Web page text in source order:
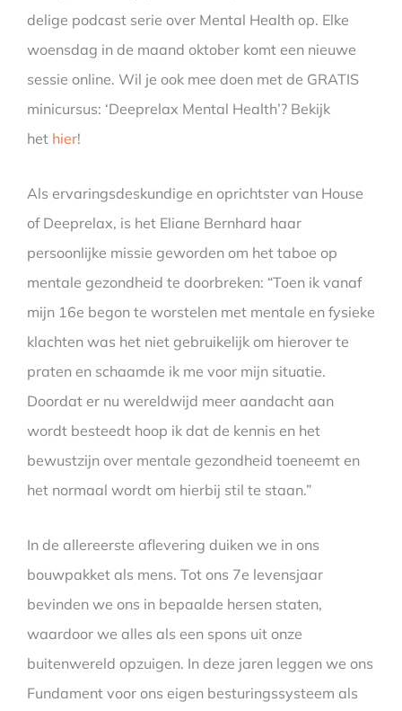
delige podcast serie over Mental Health op. Elke
woensdag in de maand oktober komt een nieuwe
sessie online. Wil je ook mee doen met de GRATIS
minicursus: ‘Deeprelax Mental Health’? Bekijk
het hier!
Als ervaringsdeskundige en oprichtster van House
of Deeprelax, is het Eliane Bernhard haar
persoonlijke missie geworden om het taboe op
mentale gezondheid te doorbreken: “Toen ik vanaf
mijn 16e begon te worstelen met mentale en fysieke
klachten was het niet gebruikelijk om hierover te
praten en schaamde ik me voor mijn situatie.
Doordat er nu wereldwijd meer aandacht aan
wordt besteedt hoop ik dat de kennis en het
bewustzijn over mentale gezondheid toeneemt en
het normaal wordt om hierbij stil te staan.”
In de allereerste aflevering duiken we in ons
bouwpakket als mens. Tot ons 7e levensjaar
bevinden we ons in bepaalde hersen staten,
waardoor we alles als een spons uit onze
buitenwereld opzuigen. In deze jaren leggen we ons
Fundament voor ons eigen besturingssysteem als